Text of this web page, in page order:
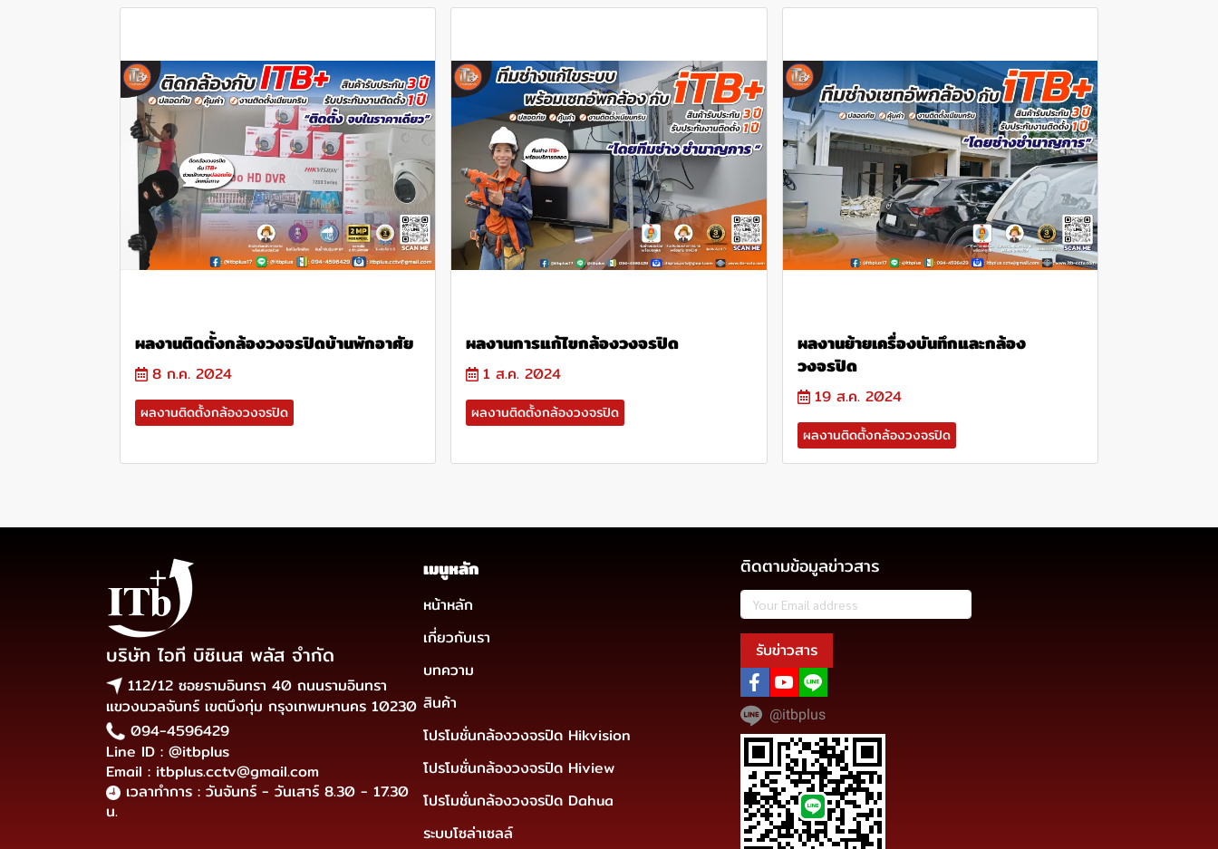
ผลงานติดตั้งกล้องวงจรปิดบ้านพักอาศัย
8 ก.ค. 2024
ผลงานติดตั้งกล้องวงจรปิด
ผลงานการแก้ไขกล้องวงจรปิด
1 ส.ค. 2024
ผลงานติดตั้งกล้องวงจรปิด
ผลงานย้ายเครื่องบันทึกและกล้อง
วงจรปิด
19 ส.ค. 2024
ผลงานติดตั้งกล้องวงจรปิด
บริษัท ไอที บิซิเนส พลัส จำกัด
112/12 ซอยรามอินทรา 40 ถนนรามอินทรา
แขวงนวลจันทร์ เขตบึงกุ่ม กรุงเทพมหานคร 10230
094-4596429
Line ID : @itbplus
Email : itbplus.cctv@gmail.com
เวลาทำการ : วันจันทร์ - วันเสาร์ 8.30 - 17.30
น.
เมนูหลัก
หน้าหลัก
เกี่ยวกับเรา
บทความ
สินค้า
โปรโมชั่นกล้องวงจรปิด Hikvision
โปรโมชั่นกล้องวงจรปิด Hiview
โปรโมชั่นกล้องวงจรปิด Dahua
ระบบโซล่าเซลล์
ติดตามข้อมูลข่าวสาร
รับข่าวสาร
@itbplus